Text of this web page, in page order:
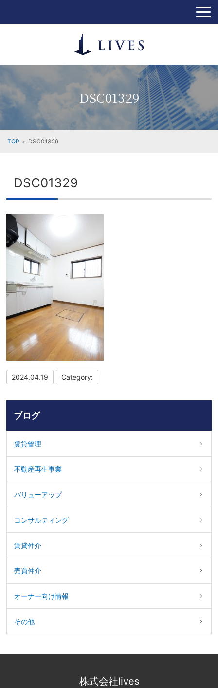
DSC01329
TOP DSC01329
DSC01329
2024.04.19 Category:
ブログ
賃貸管理
不動産再生事業
バリューアップ
コンサルティング
賃貸仲介
売買仲介
オーナー向け情報
その他
株式会社lives